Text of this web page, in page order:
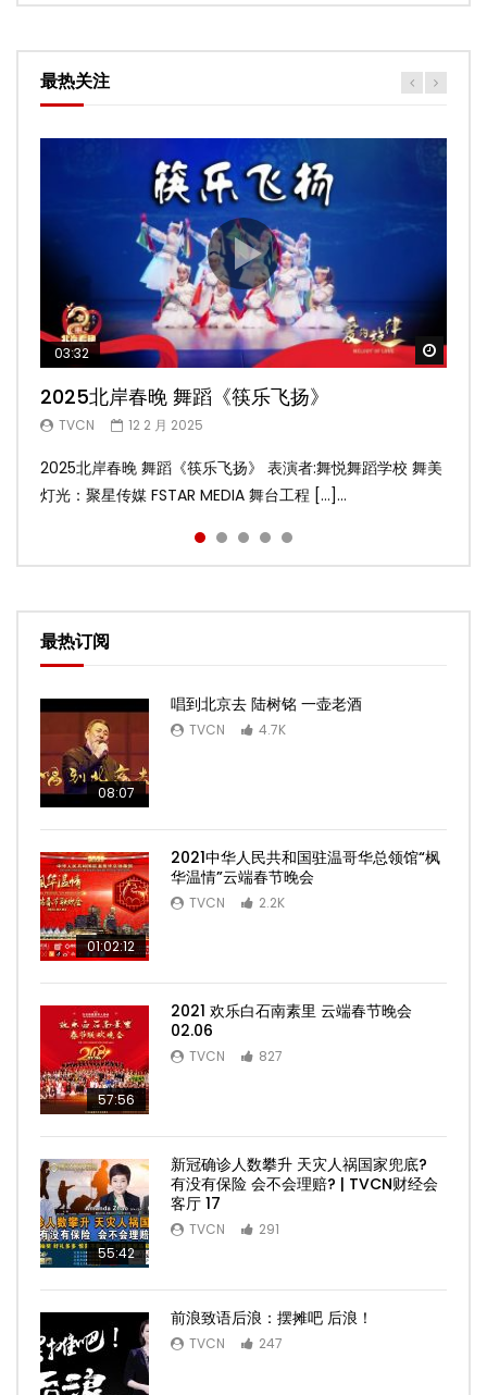
最热关注
03:32
2025北岸春晚 舞蹈《筷乐飞扬》
TVCN 12 2 月 2025
2025北岸春晚 舞蹈《筷乐飞扬》 表演者:舞悦舞蹈学校 舞美
灯光：聚星传媒 FSTAR MEDIA 舞台工程 […]...
02:58
2025北岸春晚 舞蹈《乌兰巴托的夜》
TVCN 12 2 月 2025
2025北岸春晚 舞蹈《乌兰巴托的夜》 表演者:飞扬舞蹈团 舞
美灯光：聚星传媒 FSTAR MEDIA 舞台工 […]...
04:19
2025北岸春晚 古典舞《雨后》
TVCN 12 2 月 2025
2025北岸春晚 古典舞《雨后》 表演者:洪杰舞蹈学院 舞美灯
光：聚星传媒 FSTAR MEDIA 舞台工程： […]...
05:13
2025北岸春晚 傣族舞蹈《水的女儿》
TVCN 12 2 月 2025
2025北岸春晚 傣族舞蹈《水的女儿》 表演者:洪杰舞蹈学院
舞美灯光：聚星传媒 FSTAR MEDIA 舞台 […]...
03:45
2025北岸春晚 舞蹈《十八焕蝶》
TVCN 9 2 月 2025
2025北岸春晚 舞蹈《十八焕蝶》 表演者:舞悦舞蹈学校 舞美
灯光：聚星传媒 FSTAR MEDIA 舞台工程 […]...
最热订阅
08:07
唱到北京去 陆树铭 一壶老酒
TVCN 4.7K
01:02:12
2021中华人民共和国驻温哥华总领馆“枫
华温情”云端春节晚会
TVCN 2.2K
57:56
2021 欢乐白石南素里 云端春节晚会
02.06
TVCN 827
55:42
新冠确诊人数攀升 天灾人祸国家兜底?
有没有保险 会不会理赔? | TVCN财经会
客厅 17
TVCN 291
前浪致语后浪：摆摊吧 后浪！
TVCN 247